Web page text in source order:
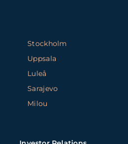
Stockholm
Uppsala
Luleå
Sarajevo
Milou